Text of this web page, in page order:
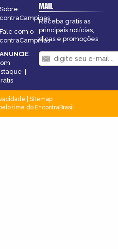
Sobre
Fale com o
ANUNCIE:
|
MAIL
Receba grátis as
principais notícias,
dicas e promoções
Sitemap
time do EncontraBrasil